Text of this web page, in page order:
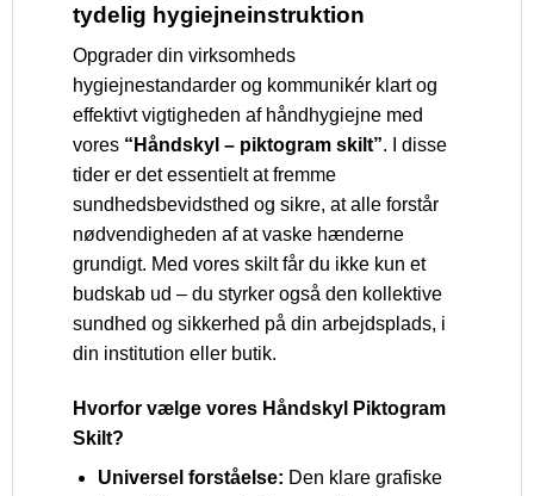
tydelig hygiejneinstruktion
Opgrader din virksomheds
hygiejnestandarder og kommunikér klart og
effektivt vigtigheden af håndhygiejne med
vores “Håndskyl – piktogram skilt”. I disse
tider er det essentielt at fremme
sundhedsbevidsthed og sikre, at alle forstår
nødvendigheden af at vaske hænderne
grundigt. Med vores skilt får du ikke kun et
budskab ud – du styrker også den kollektive
sundhed og sikkerhed på din arbejdsplads, i
din institution eller butik.
Hvorfor vælge vores Håndskyl Piktogram
Skilt?
Universel forståelse: Den klare grafiske